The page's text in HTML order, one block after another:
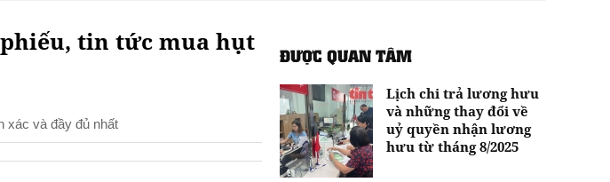
tin tức mua hụt
xác và đầy đủ nhất
ĐƯỢC QUAN TÂM
Lịch chi trả lương hưu
và những thay đổi về
uỷ quyền nhận lương
hưu từ tháng 8/2025